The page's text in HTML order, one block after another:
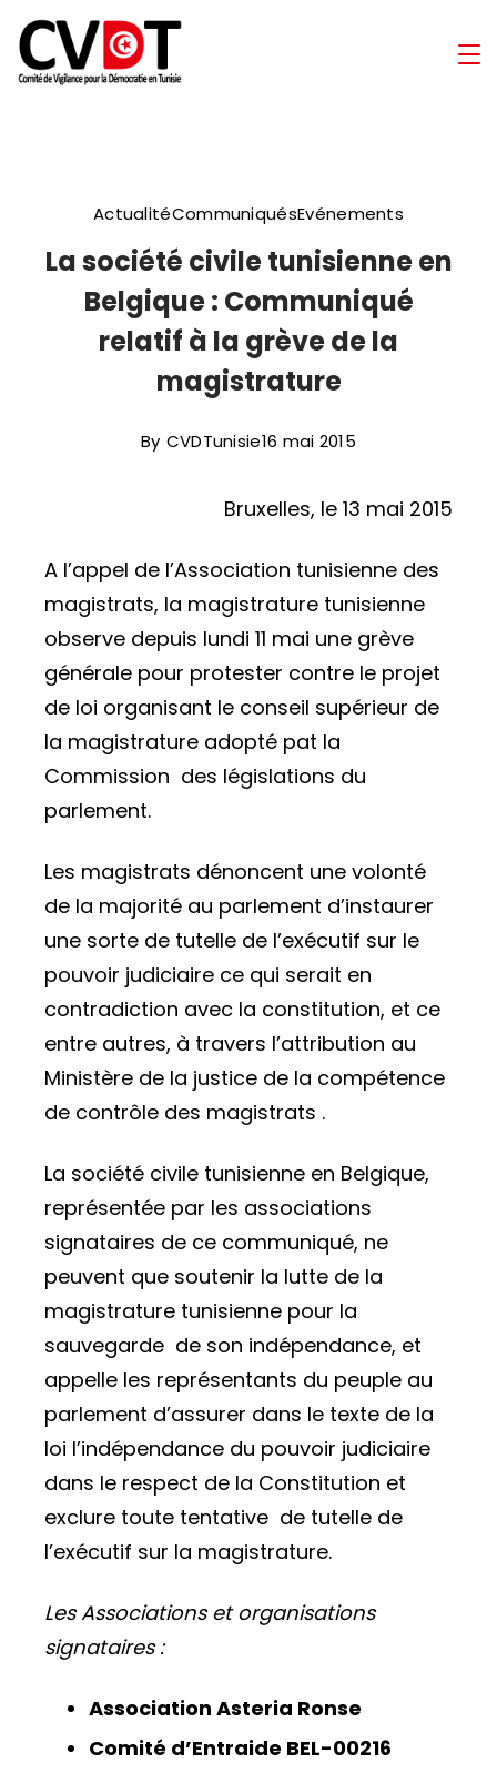
Skip
to
content
la
Démocratie
en
Tunisie
ActualitéCommuniquésEvénements
La société civile tunisienne en
Belgique : Communiqué
relatif à la grève de la
magistrature
By CVDTunisie16 mai 2015
Bruxelles, le 13 mai 2015
A l’appel de l’Association tunisienne des
magistrats, la magistrature tunisienne
observe depuis lundi 11 mai une grève
générale pour protester contre le projet
de loi organisant le conseil supérieur de
la magistrature adopté pat la
Commission des législations du
parlement.
Les magistrats dénoncent une volonté
de la majorité au parlement d’instaurer
une sorte de tutelle de l’exécutif sur le
pouvoir judiciaire ce qui serait en
contradiction avec la constitution, et ce
entre autres, à travers l’attribution au
Ministère de la justice de la compétence
de contrôle des magistrats .
La société civile tunisienne en Belgique,
représentée par les associations
signataires de ce communiqué, ne
peuvent que soutenir la lutte de la
magistrature tunisienne pour la
sauvegarde de son indépendance, et
appelle les représentants du peuple au
parlement d’assurer dans le texte de la
loi l’indépendance du pouvoir judiciaire
dans le respect de la Constitution et
exclure toute tentative de tutelle de
l’exécutif sur la magistrature.
Les Associations et organisations
signataires :
Association Asteria Ronse
Comité d’Entraide BEL-00216